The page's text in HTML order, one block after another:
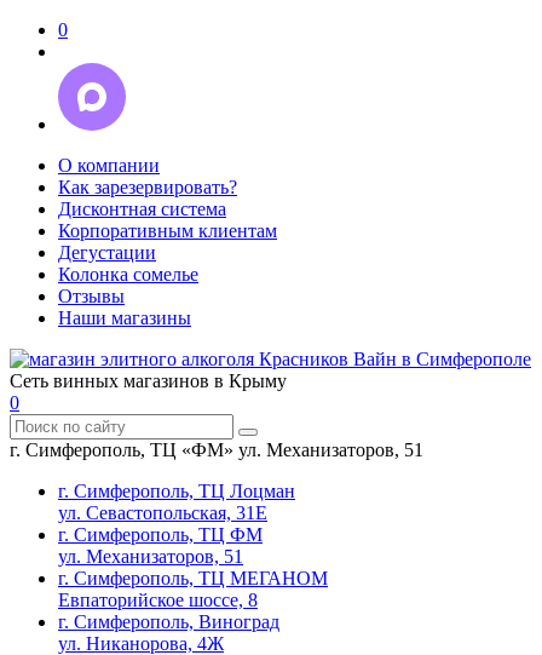
0
О компании
Как зарезервировать?
Дисконтная система
Корпоративным клиентам
Дегустации
Колонка сомелье
Отзывы
Наши магазины
Сеть винных магазинов в Крыму
0
г. Симферополь, ТЦ «ФМ» ул. Механизаторов, 51
г. Симферополь, ТЦ Лоцман
ул. Севастопольская, 31Е
г. Симферополь, ТЦ ФМ
ул. Механизаторов, 51
г. Симферополь, ТЦ МЕГАНОМ
Евпаторийское шоссе, 8
г. Симферополь, Виноград
ул. Никанорова, 4Ж